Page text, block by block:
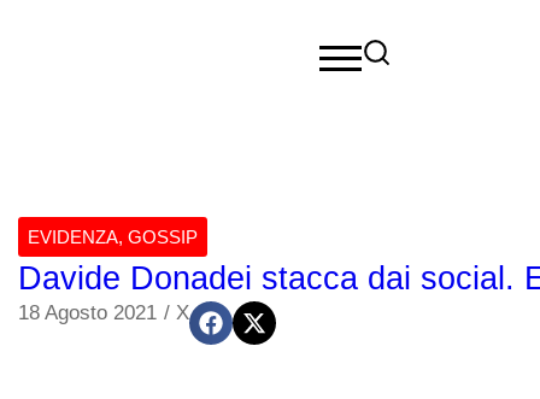
EVIDENZA, GOSSIP
Davide Donadei stacca dai social.
18 Agosto 2021 / X